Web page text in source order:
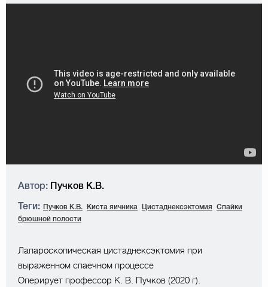
Автор: Пучков К.В.
Теги: Пучков К.В. Киста яичника Цистаднексэктомия
Спайки
брюшной полости
Лапароскопическая цистаднексэктомия при
выраженном спаечном процессе
Оперирует профессор К. В. Пучков (2020 г).